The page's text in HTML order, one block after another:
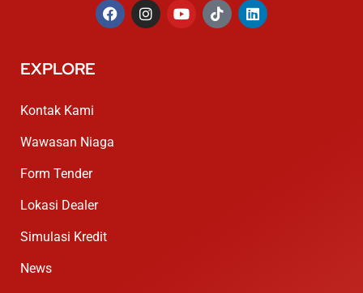
EXPLORE
Kontak Kami
Wawasan Niaga
Form Tender
Lokasi Dealer
Simulasi Kredit
News